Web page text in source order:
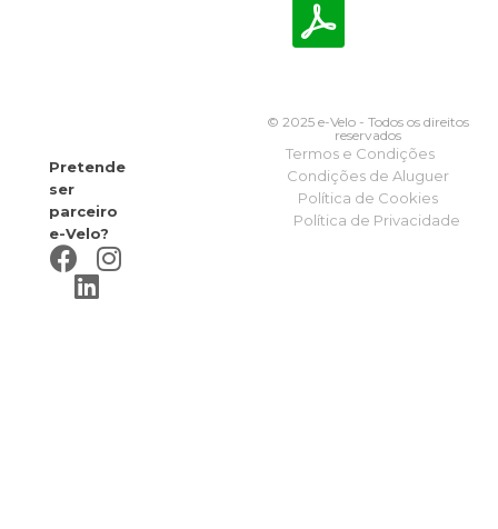
Pretende
ser
parceiro
e-Velo?
© 2025 e-Velo - Todos os direitos
reservados
Termos e Condições
Condições de Aluguer
Política de Cookies
Política de Privacidade